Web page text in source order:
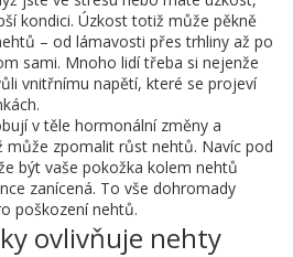
kondici. Úzkost totiž může pěkně
– od lámavosti přes trhliny až po
sami. Mnoho lidí třeba si nejenže
vnitřnímu napětí, které se projeví
v těle hormonální změny a
může zpomalit růst nehtů. Navíc pod
být vaše pokožka kolem nehtů
zanícená. To vše dohromady
poškození nehtů.
ovlivňuje nehty